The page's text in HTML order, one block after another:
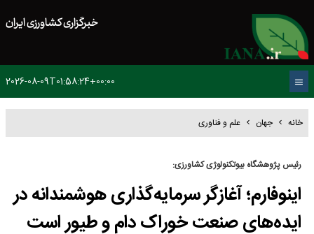
خبرگزاری کشاورزی ایران
2026-08-09T01:58:24+00:00
خانه جهان علم و فناوری
رئیس پژوهشگاه بیوتکنولوژی کشاورزی:
اینوفارم؛ آغازگر سرمایه‌گذاری هوشمندانه در
ایده‌های صنعت خوراک دام و طیور است